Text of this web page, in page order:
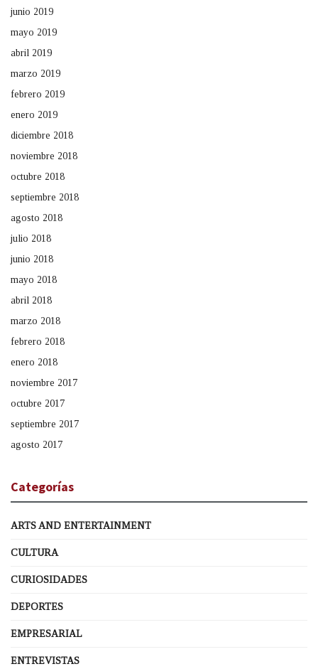
junio 2019
mayo 2019
abril 2019
marzo 2019
febrero 2019
enero 2019
diciembre 2018
noviembre 2018
octubre 2018
septiembre 2018
agosto 2018
julio 2018
junio 2018
mayo 2018
abril 2018
marzo 2018
febrero 2018
enero 2018
noviembre 2017
octubre 2017
septiembre 2017
agosto 2017
Categorías
ARTS AND ENTERTAINMENT
CULTURA
CURIOSIDADES
DEPORTES
EMPRESARIAL
ENTREVISTAS